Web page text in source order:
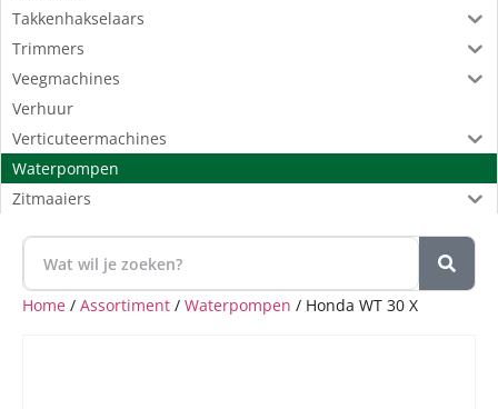
Takkenhakselaars
Trimmers
Veegmachines
Verhuur
Verticuteermachines
Waterpompen
Zitmaaiers
Home / Assortiment / Waterpompen / Honda WT 30 X